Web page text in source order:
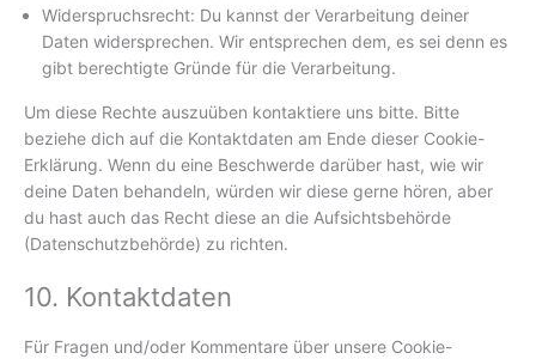
Widerspruchsrecht: Du kannst der Verarbeitung deiner
Daten widersprechen. Wir entsprechen dem, es sei denn es
gibt berechtigte Gründe für die Verarbeitung.
Um diese Rechte auszuüben kontaktiere uns bitte. Bitte
beziehe dich auf die Kontaktdaten am Ende dieser Cookie-
Erklärung. Wenn du eine Beschwerde darüber hast, wie wir
deine Daten behandeln, würden wir diese gerne hören, aber
du hast auch das Recht diese an die Aufsichtsbehörde
(Datenschutzbehörde) zu richten.
10. Kontaktdaten
Für Fragen und/oder Kommentare über unsere Cookie-